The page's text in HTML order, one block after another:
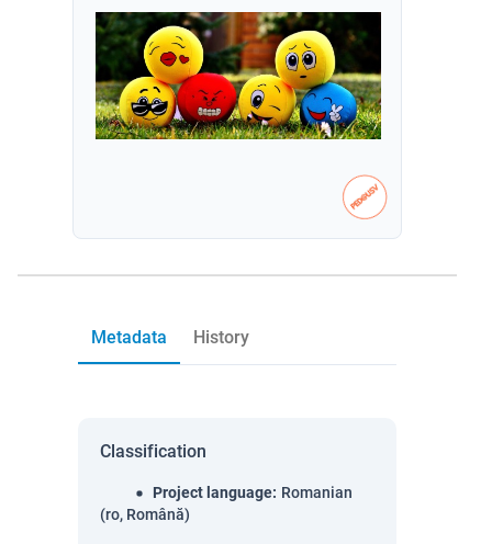
Metadata History
Classification
Project language: Romanian
(ro, Română)